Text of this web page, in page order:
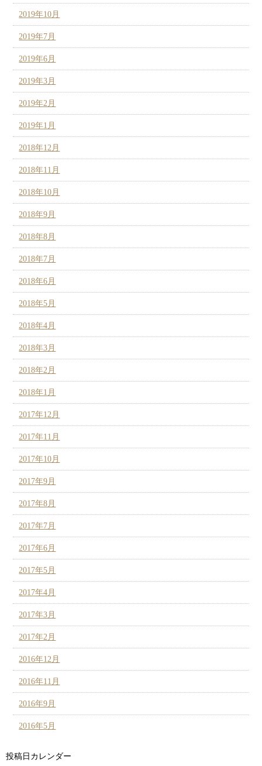
2019年10月
2019年7月
2019年6月
2019年3月
2019年2月
2019年1月
2018年12月
2018年11月
2018年10月
2018年9月
2018年8月
2018年7月
2018年6月
2018年5月
2018年4月
2018年3月
2018年2月
2018年1月
2017年12月
2017年11月
2017年10月
2017年9月
2017年8月
2017年7月
2017年6月
2017年5月
2017年4月
2017年3月
2017年2月
2016年12月
2016年11月
2016年9月
2016年5月
投稿日カレンダー